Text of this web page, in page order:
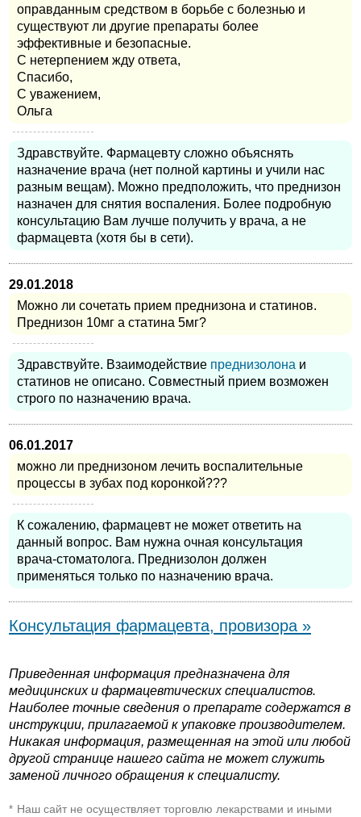
оправданным средством в борьбе с болезнью и
существуют ли другие препараты более
эффективные и безопасные.
С нетерпением жду ответа,
Спасибо,
С уважением,
Ольга
Здравствуйте. Фармацевту сложно объяснять
назначение врача (нет полной картины и учили нас
разным вещам). Можно предположить, что преднизон
назначен для снятия воспаления. Более подробную
консультацию Вам лучше получить у врача, а не
фармацевта (хотя бы в сети).
29.01.2018
Можно ли сочетать прием преднизона и статинов.
Преднизон 10мг а статина 5мг?
Здравствуйте. Взаимодействие преднизолона и
статинов не описано. Совместный прием возможен
строго по назначению врача.
06.01.2017
можно ли преднизоном лечить воспалительные
процессы в зубах под коронкой???
К сожалению, фармацевт не может ответить на
данный вопрос. Вам нужна очная консультация
врача-стоматолога. Преднизолон должен
применяться только по назначению врача.
Консультация фармацевта, провизора »
Приведенная информация предназначена для
медицинских и фармацевтических специалистов.
Наиболее точные сведения о препарате содержатся в
инструкции, прилагаемой к упаковке производителем.
Никакая информация, размещенная на этой или любой
другой странице нашего сайта не может служить
заменой личного обращения к специалисту.
* Наш сайт не осуществляет торговлю лекарствами и иными